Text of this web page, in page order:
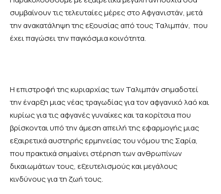
συμβαίνουν τις τελευταίες μέρες στο Αφγανιστάν, μετά
την ανακατάληψη της εξουσίας από τους Ταλιμπάν, που
έχει παγώσει την παγκόσμια κοινότητα.
Η επιστροφή της κυριαρχίας των Ταλιμπάν σημαδοτεί
την έναρξη μιας νέας τραγωδίας για τον αφγανικό λαό και
κυρίως για τις αφγανές γυναίκες και τα κορίτσια που
βρίσκονται υπό την άμεση απειλή της εφαρμογής μιας
εξαιρετικά αυστηρής ερμηνείας του νόμου της Σαρία,
που πρακτικά σημαίνει στέρηση των ανθρωπίνων
δικαιωμάτων τους, εξευτελισμούς και μεγάλους
κινδύνους για τη ζωή τους.